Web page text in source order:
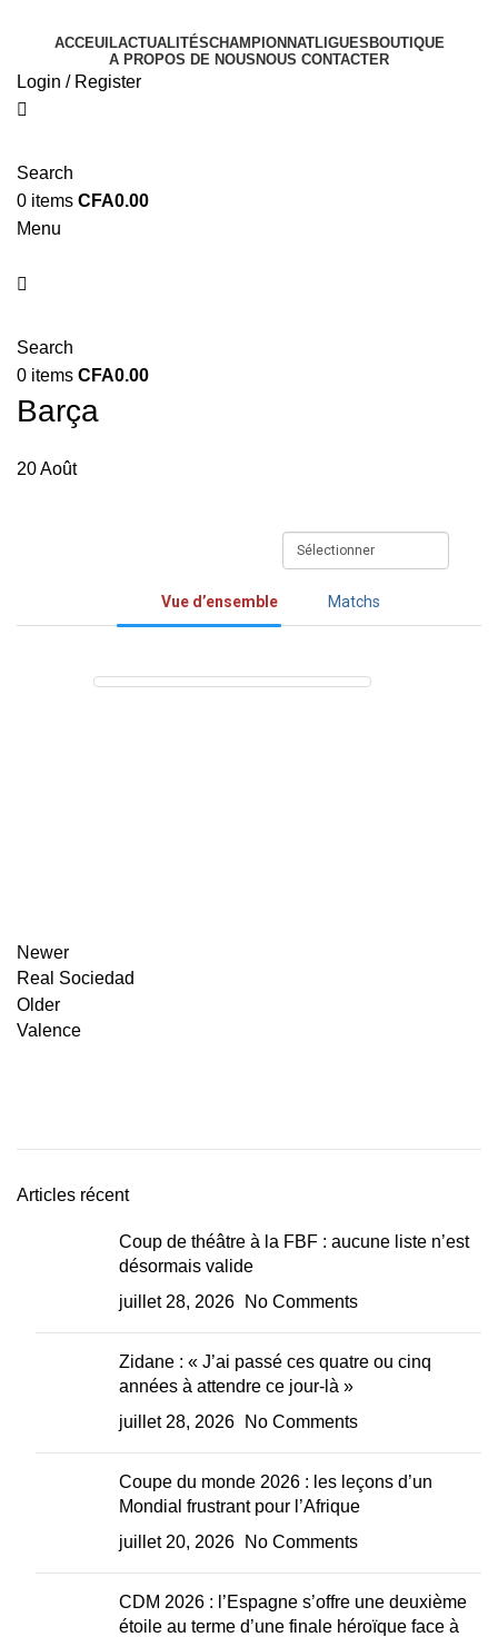
ACCEUILACTUALITÉSCHAMPIONNATLIGUES BOUTIQUE
A PROPOS DE NOUS NOUS CONTACTER
Login / Register
Search
0 items CFA0.00
Menu
Search
0 items CFA0.00
Barça
20Août
Vue d’ensemble Matchs
Newer
Real Sociedad
Older
Valence
Articles récent
Coup de théâtre à la FBF : aucune liste n’est
désormais valide
juillet 28, 2026
No Comments
Zidane : « J’ai passé ces quatre ou cinq
années à attendre ce jour-là »
juillet 28, 2026
No Comments
Coupe du monde 2026 : les leçons d’un
Mondial frustrant pour l’Afrique
juillet 20, 2026
No Comments
CDM 2026 : l’Espagne s’offre une deuxième
étoile au terme d’une finale héroïque face à